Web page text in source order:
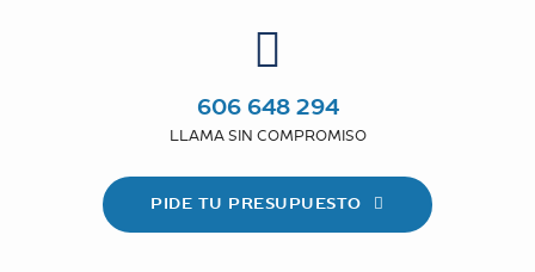
606 648 294
LLAMA SIN COMPROMISO
PIDE TU PRESUPUESTO